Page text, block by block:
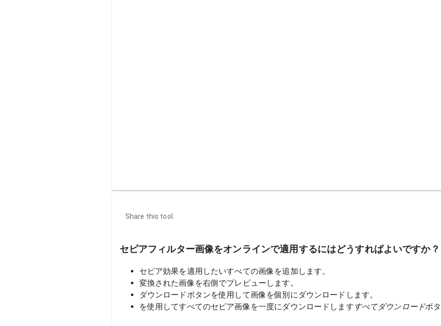
Share this tool:
セピアフィルター画像をオンラインで適用するにはどうすればよいですか？
セピア効果を適用したいすべての画像を追加します。
変換された画像を右側でプレビューします。
ダウンロードボタンを使用して画像を個別にダウンロードします。
を使用してすべてのセピア画像を一度にダウンロードしますすべてダウンロードボ